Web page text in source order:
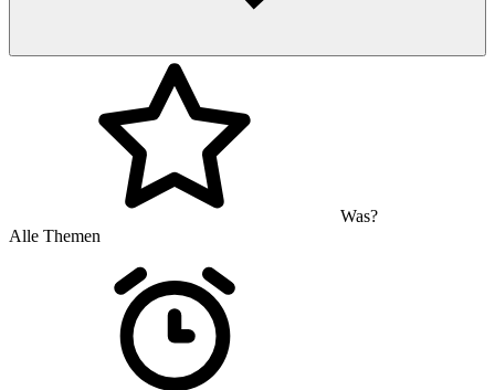
Was?
Alle Themen